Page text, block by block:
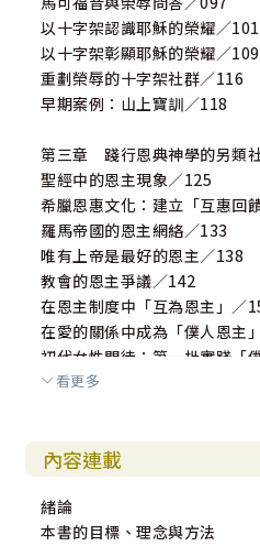
以十字架認識耶穌的榮耀／101
以十字架彰顯耶穌的榮耀／109
重劃榮辱的十字架社群／116
早期案例：山上寶訓／118
第三章 踐行恩典神學的另類
聖經中的恩主現象／125
希臘恩惠文化：建立「互惠回
羅馬帝國的恩主網絡／133
唯有上帝是最好的恩主／138
教會的恩主爭議／142
在恩主制度中「互為恩主」／
在愛的關係中成為「僕人恩主
初代女性門徒：第一批實踐「
潔淨條例與創世敘事／178
潔淨觀念與身分認同／181
撒都該人的潔淨觀／185
法利賽人的潔淨觀／189
看更多
內容連載
緒論
本書的目標、理念與方法